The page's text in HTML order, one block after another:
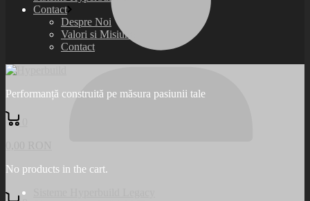
Contact
Despre Noi
Valori si Misiune
Contact
Performanță construită pe măsura pasiunii tale
No products in the cart.